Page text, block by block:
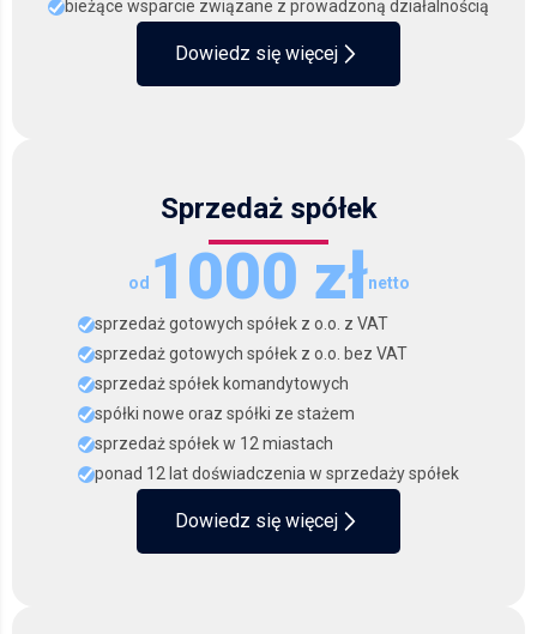
zdjęcia faktur, a my zajmujemy się resztą.
Stały kontakt bez konieczności
okolice, czy pracujesz w innej części kraju, wszystkie
kwestie podatkowe wyjaśniamy na bieżąco. Pytania
dotyczące faktur czy kosztów możesz skonsultować z nami
telefonicznie lub mailowo, pisząc do jednego z doradców
podatkowych, z którym współpracujemy.
bieżące wsparcie związane z prowadzoną działalnością
Dowiedz się więcej
Sprzedaż spółek
od 1000 złnetto
sprzedaż gotowych spółek z o.o. z VAT
sprzedaż gotowych spółek z o.o. bez VAT
sprzedaż spółek komandytowych
spółki nowe oraz spółki ze stażem
sprzedaż spółek w 12 miastach
ponad 12 lat doświadczenia w sprzedaży spółek
Dowiedz się więcej